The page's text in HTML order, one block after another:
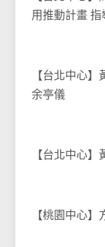
用推動計畫
【台北中心
余亭儀
【台北中心
【桃園中心